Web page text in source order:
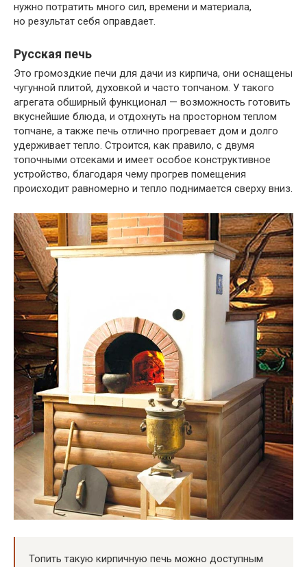
нужно потратить много сил, времени и материала,
но результат себя оправдает.
Русская печь
Это громоздкие печи для дачи из кирпича, они оснащены
чугунной плитой, духовкой и часто топчаном. У такого
агрегата обширный функционал — возможность готовить
вкуснейшие блюда, и отдохнуть на просторном теплом
топчане, а также печь отлично прогревает дом и долго
удерживает тепло. Строится, как правило, с двумя
топочными отсеками и имеет особое конструктивное
устройство, благодаря чему прогрев помещения
происходит равномерно и тепло поднимается сверху вниз.
Топить такую кирпичную печь можно доступным